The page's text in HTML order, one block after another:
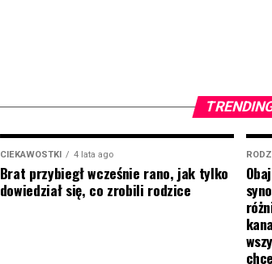
CIEKAWOSTKI 4 lata ago
Brat przybiegł wcześnie rano, jak tylko
dowiedział się, co zrobili rodzice